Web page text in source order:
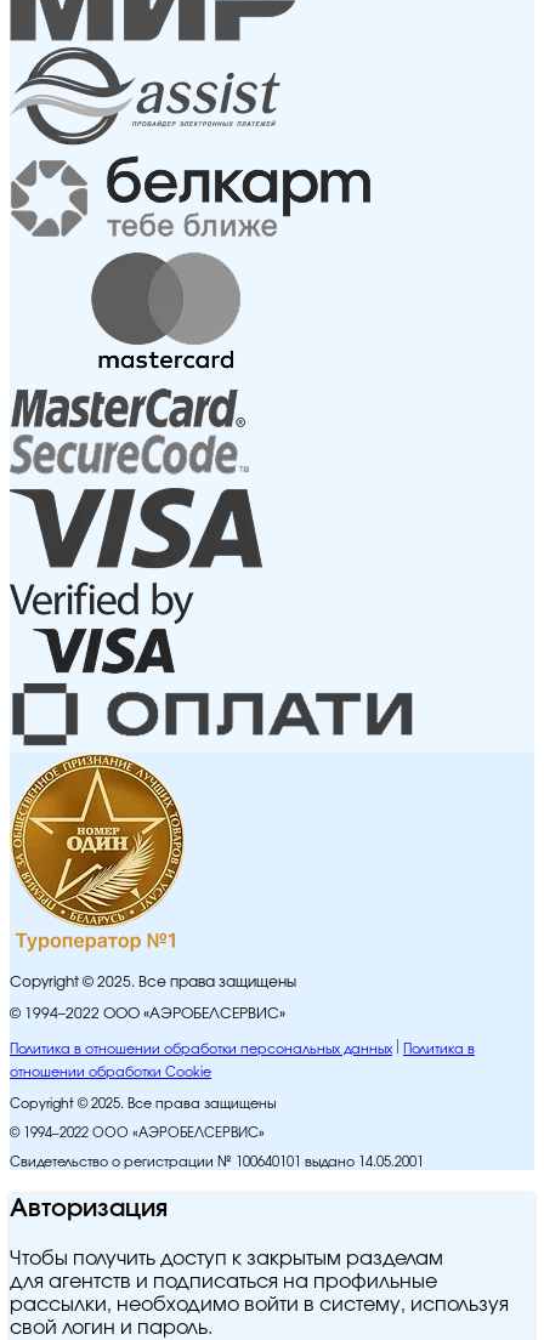
Copyright © 2025. Все права защищены
© 1994–2022 ООО «АЭРОБЕЛСЕРВИС»
Политика в отношении обработки персональных данных
Политика в
отношении обработки Cookie
Copyright © 2025. Все права защищены
© 1994–2022 ООО «АЭРОБЕЛСЕРВИС»
Свидетельство о регистрации № 100640101 выдано 14.05.2001
Авторизация
Чтобы получить доступ к закрытым разделам
для агентств и подписаться на профильные
рассылки, необходимо войти в систему, используя
свой логин и пароль.